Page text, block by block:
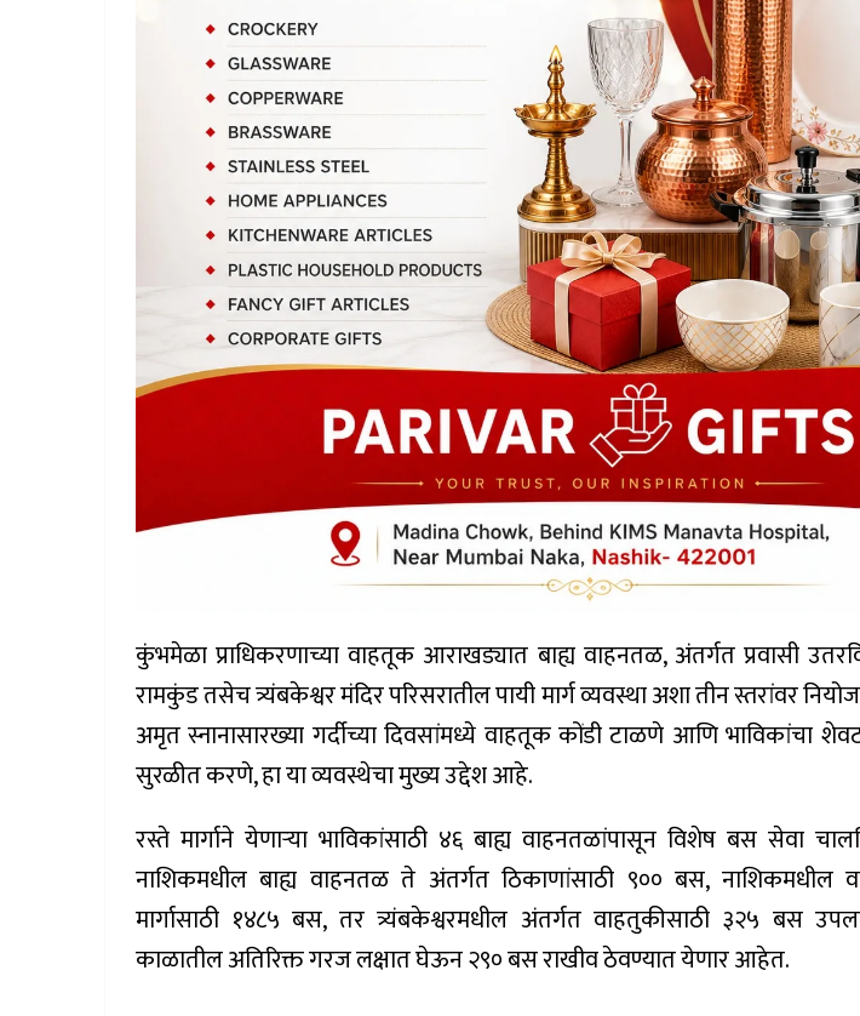
कुंभमेळा प्राधिकरणाच्या वाहतूक आराखड्यात बाह्य वाहनतळ, अंतर्गत प्रवासी
रामकुंड तसेच त्र्यंबकेश्वर मंदिर परिसरातील पायी मार्ग व्यवस्था अशा तीन स्तरांवर
अमृत स्नानासारख्या गर्दीच्या दिवसांमध्ये वाहतूक कोंडी टाळणे आणि भाविकांचा
सुरळीत करणे, हा या व्यवस्थेचा मुख्य उद्देश आहे.
रस्ते मार्गाने येणाऱ्या भाविकांसाठी ४६ बाह्य वाहनतळांपासून विशेष बस सेवा
नाशिकमधील बाह्य वाहनतळ ते अंतर्गत ठिकाणांसाठी ९०० बस, नाशिकमधील
मार्गासाठी १४८५ बस, तर त्र्यंबकेश्वरमधील अंतर्गत वाहतुकीसाठी ३२५ बस
काळातील अतिरिक्त गरज लक्षात घेऊन २९० बस राखीव ठेवण्यात येणार आहेत.